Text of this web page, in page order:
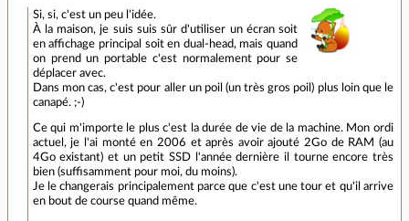
Si, si, c'est un peu l'idée.
À la maison, je suis suis sûr d'utiliser un écran soit
en affichage principal soit en dual-head, mais quand
on prend un portable c'est normalement pour se
déplacer avec.
Dans mon cas, c'est pour aller un poil (un très gros poil) plus loin que le
canapé. ;-)
Ce qui m'importe le plus c'est la durée de vie de la machine. Mon ordi
actuel, je l'ai monté en 2006 et après avoir ajouté 2Go de RAM (au
4Go existant) et un petit SSD l'année dernière il tourne encore très
bien (suffisamment pour moi, du moins).
Je le changerais principalement parce que c'est une tour et qu'il arrive
en bout de course quand même.